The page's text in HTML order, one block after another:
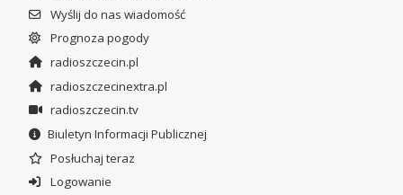
Wyślij do nas wiadomość
Prognoza pogody
radioszczecin.pl
radioszczecinextra.pl
radioszczecin.tv
Biuletyn Informacji Publicznej
Posłuchaj teraz
Logowanie